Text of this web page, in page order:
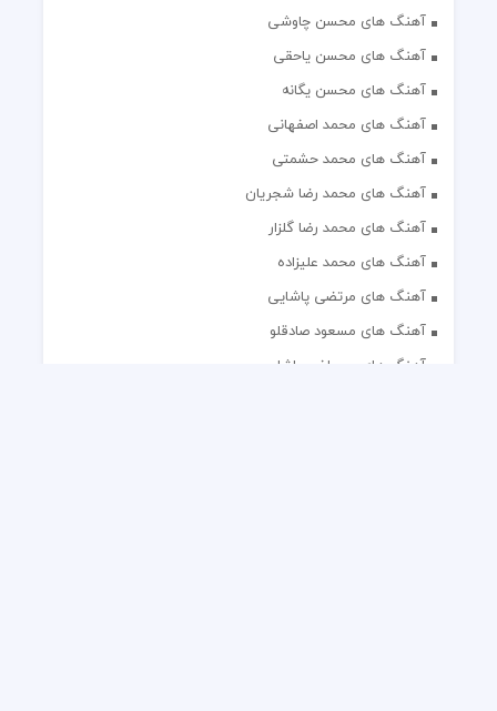
آهنگ های محسن چاوشی
آهنگ های محسن یاحقی
آهنگ های محسن یگانه
آهنگ های محمد اصفهانی
آهنگ های محمد حشمتی
آهنگ های محمد رضا شجریان
آهنگ های محمد رضا گلزار
آهنگ های محمد علیزاده
آهنگ های مرتضی پاشایی
آهنگ های مسعود صادقلو
آهنگ های مصطفی پاشایی